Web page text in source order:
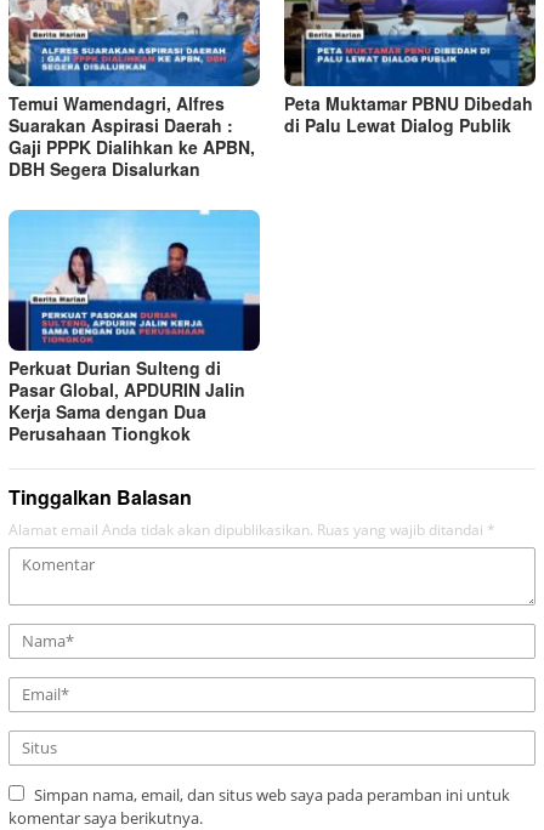
Temui Wamendagri, Alfres
Suarakan Aspirasi Daerah :
Gaji PPPK Dialihkan ke APBN,
DBH Segera Disalurkan
Peta Muktamar PBNU Dibedah
di Palu Lewat Dialog Publik
Perkuat Durian Sulteng di
Pasar Global, APDURIN Jalin
Kerja Sama dengan Dua
Perusahaan Tiongkok
Tinggalkan Balasan
Alamat email Anda tidak akan dipublikasikan. Ruas yang wajib ditandai *
Simpan nama, email, dan situs web saya pada peramban ini untuk
komentar saya berikutnya.